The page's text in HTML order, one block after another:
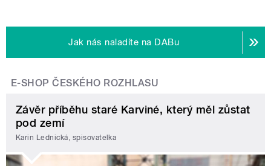
Jak nás naladíte na DABu
E-SHOP ČESKÉHO ROZHLASU
Závěr příběhu staré Karviné, který měl zůstat
pod zemí
Karin Lednická, spisovatelka